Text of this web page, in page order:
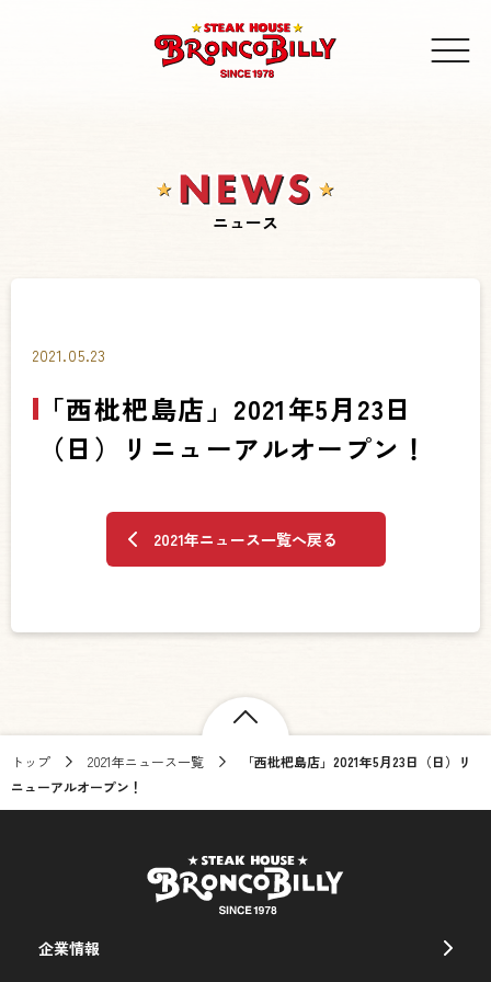
ニュース
2021.05.23
「西枇杷島店」2021年5月23日
（日）リニューアルオープン！
2021年ニュース一覧へ戻る
トップ 2021年ニュース一覧
「西枇杷島店」2021年5月23日（日）リ
ニューアルオープン！
企業情報